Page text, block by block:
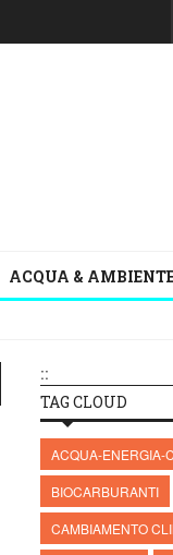
ACQUA &
::
TAG CLOUD
ACQUA-ENERGIA-
BIOCARBURANTI
CAMBIAMENTO